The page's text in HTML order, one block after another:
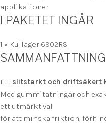
applikationer
I PAKETET INGÅR
1 × Kullager 6902RS
SAMMANFATTNING
Ett slitstarkt och driftsäkert
Med gummitätningar och
ett utmärkt val
för att minska friktion,